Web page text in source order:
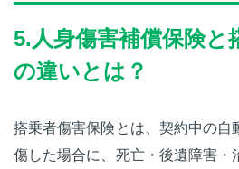
5.人身傷害補償保険と
の違いとは？
搭乗者傷害保険とは、契約中の自
傷した場合に、死亡・後遺障害・